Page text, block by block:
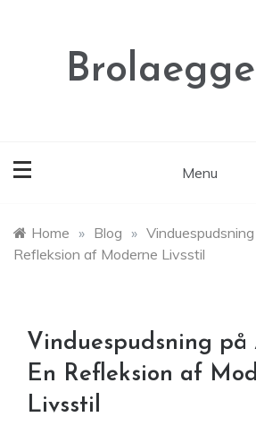
Menu
Home » Blog »
Refleksion af Moderne Livsstil
Vinduespudsning på
En Refleksion af
Livsstil